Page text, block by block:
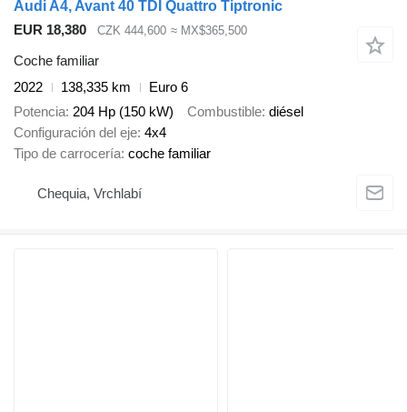
Audi A4, Avant 40 TDI Quattro Tiptronic
EUR 18,380
CZK 444,600 ≈ MX$365,500
Coche familiar
2022
138,335 km
Euro 6
Potencia 204 Hp (150 kW) Combustible diésel
Configuración del eje 4x4
Tipo de carrocería coche familiar
Chequia, Vrchlabí